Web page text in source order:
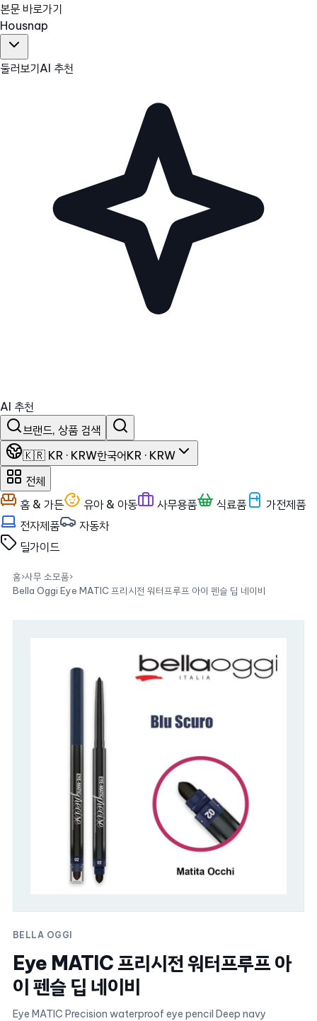
본문 바로가기
Housnap
둘러보기AI 추천
AI 추천
브랜드, 상품 검색
🇰🇷 KR · KRW한국어KR · KRW
전체
홈 & 가든
유아 & 아동 사무용품 식료품
가전제품
전자제품
자동차
딜가이드
홈›사무 소모품›
Bella Oggi Eye MATIC 프리시전 워터프루프 아이 펜슬 딥 네이비
BELLA OGGI
Eye MATIC 프리시전 워터프루프 아
이 펜슬 딥 네이비
Eye MATIC Precision waterproof eye pencil Deep navy